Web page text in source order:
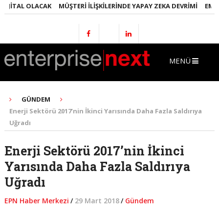
OLACAK MÜŞTERI İLIŞKILERINDE YAPAY ZEKA DEVRIMI
MENÜ
GÜNDEM
Enerji Sektörü 2017’nin İkinci Yarısında Daha Fazla Saldırıya
Uğradı
Enerji Sektörü 2017’nin İkinci
Yarısında Daha Fazla Saldırıya
Uğradı
EPN Haber Merkezi / 29 Mart 2018/ Gündem